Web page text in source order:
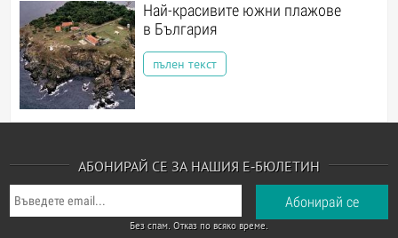
Най-красивите южни плажове
в България
пълен текст
АБОНИРАЙ СЕ ЗА НАШИЯ Е-БЮЛЕТИН
Без спам. Отказ по всяко време.